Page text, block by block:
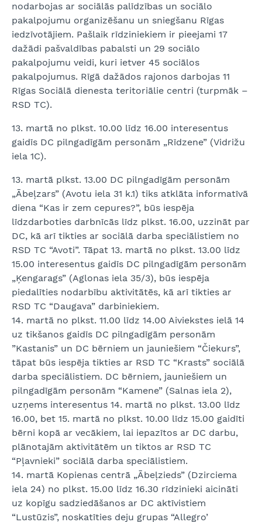
nodarbojas ar sociālās palīdzības un sociālo
pakalpojumu organizēšanu un sniegšanu Rīgas
iedzīvotājiem. Pašlaik rīdziniekiem ir pieejami 17
dažādi pašvaldības pabalsti un 29 sociālo
pakalpojumu veidi, kuri ietver 45 sociālos
pakalpojumus. Rīgā dažādos rajonos darbojas 11
Rīgas Sociālā dienesta teritoriālie centri (turpmāk –
RSD TC).
13. martā no plkst. 10.00 līdz 16.00 interesentus
gaidīs DC pilngadīgām personām „Rīdzene” (Vidrižu
iela 1C).
13. martā plkst. 13.00 DC pilngadīgām personām
„Ābeļzars” (Avotu iela 31 k.1) tiks atklāta informatīvā
diena “Kas ir zem cepures?”, būs iespēja
līdzdarboties darbnīcās līdz plkst. 16.00, uzzināt par
DC, kā arī tikties ar sociālā darba speciālistiem no
RSD TC “Avoti”. Tāpat 13. martā no plkst. 13.00 līdz
15.00 interesentus gaidīs DC pilngadīgām personām
„Ķengarags” (Aglonas iela 35/3), būs iespēja
piedalīties nodarbību aktivitātēs, kā arī tikties ar
RSD TC “Daugava” darbiniekiem.
14. martā no plkst. 11.00 līdz 14.00 Aiviekstes ielā 14
uz tikšanos gaidīs DC pilngadīgām personām
”Kastanis” un DC bērniem un jauniešiem “Čiekurs”,
tāpat būs iespēja tikties ar RSD TC “Krasts” sociālā
darba speciālistiem. DC bērniem, jauniešiem un
pilngadīgām personām “Kamene” (Salnas iela 2),
uzņems interesentus 14. martā no plkst. 13.00 līdz
16.00, bet 15. martā no plkst. 10.00 līdz 15.00 gaidīti
bērni kopā ar vecākiem, lai iepazītos ar DC darbu,
plānotajām aktivitātēm un tiktos ar RSD TC
“Pļavnieki” sociālā darba speciālistiem.
14. martā Kopienas centrā „Ābeļzieds” (Dzirciema
iela 24) no plkst. 15.00 līdz 16.30 rīdzinieki aicināti
uz kopīgu sadziedāšanos ar DC aktīvistiem
“Lustūzis”, noskatīties deju grupas “Allegro’